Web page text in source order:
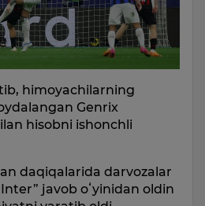
himoyachilarning
Genrix
hisobni ishonchli
daqiqalarida darvozalar
javob oʻyinidan oldin